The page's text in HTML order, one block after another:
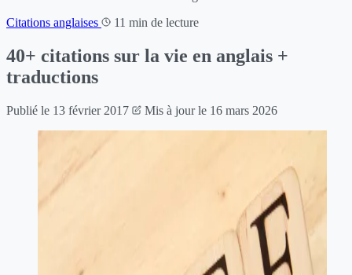
Citations anglaises
11 min de lecture
40+ citations sur la vie en anglais +
traductions
Publié le 13 février 2017 Mis à jour le 16 mars 2026